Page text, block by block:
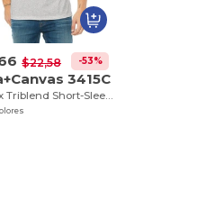
$22,58 -53%
3415C